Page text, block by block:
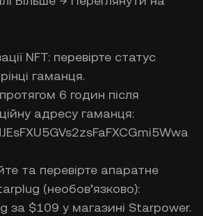
NFT: перевірте статус
гаманця.
6 годин після
адресу гаманця:
та перевірте апаратне
(необов’язково):
за $109 у магазині Starpower.